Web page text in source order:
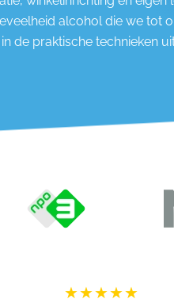
alcohol die we tot
de praktische technieken